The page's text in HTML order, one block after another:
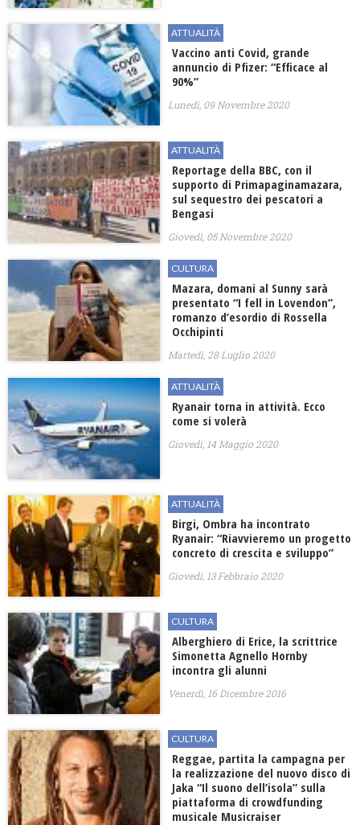
ATTUALITÀ
Vaccino anti Covid, grande
annuncio di Pfizer: “Efficace al
90%”
Lunedì, 09 Novembre 2020
ATTUALITÀ
Reportage della BBC, con il
supporto di Primapaginamazara,
sul sequestro dei pescatori a
Bengasi
Giovedì, 05 Novembre 2020
CULTURA
Mazara, domani al Sunny sarà
presentato “I fell in Lovendon”,
romanzo d’esordio di Rossella
Occhipinti
Martedì, 28 Luglio 2020
ATTUALITÀ
Ryanair torna in attività. Ecco
come si volerà
Giovedì, 14 Maggio 2020
ATTUALITÀ
Birgi, Ombra ha incontrato
Ryanair: “Riavvieremo un progetto
concreto di crescita e sviluppo”
Giovedì, 13 Febbraio 2020
CULTURA
Alberghiero di Erice, la scrittrice
Simonetta Agnello Hornby
incontra gli alunni
Venerdì, 16 Dicembre 2016
CULTURA
Reggae, partita la campagna per
la realizzazione del nuovo disco di
Jaka “Il suono dell’isola” sulla
piattaforma di crowdfunding
musicale Musicraiser